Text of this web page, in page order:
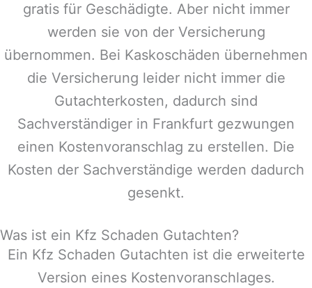
gratis für Geschädigte. Aber nicht immer
werden sie von der Versicherung
übernommen. Bei Kaskoschäden übernehmen
die Versicherung leider nicht immer die
Gutachterkosten, dadurch sind
Sachverständiger in Frankfurt gezwungen
einen Kostenvoranschlag zu erstellen. Die
Kosten der Sachverständige werden dadurch
gesenkt.
Was ist ein Kfz Schaden Gutachten?
Ein Kfz Schaden Gutachten ist die erweiterte
Version eines Kostenvoranschlages.